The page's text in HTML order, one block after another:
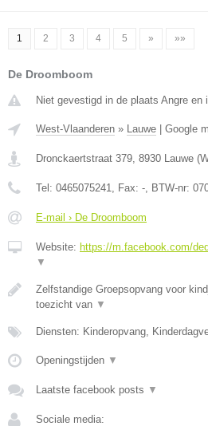
1 2 3 4 5 » »»
De Droomboom
Niet gevestigd in de plaats Angre en
West-Vlaanderen » Lauwe Google
Dronckaertstraat 379, 8930 Lauwe (
Tel: 0465075241, Fax: -, BTW-nr:
E-mail › De Droomboom
Website: https://m.facebook.com/
▼
Zelfstandige Groepsopvang voor
toezicht van ▼
Diensten: Kinderopvang,
Openingstijden ▼
Laatste facebook posts ▼
Sociale media: